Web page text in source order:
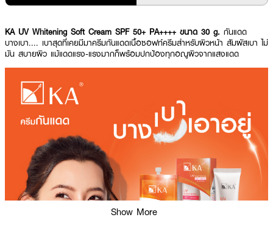
KA UV Whitening Soft Cream SPF 50+ PA++++ ขนาด 30 g. กันแดด
บางเบา.... เบาสุดที่เคยมีมาครีมกันแดดเนื้อซอฟท์ครีมสำหรับผิวหน้า สัมผัสเบา ไม่
มัน สบายผิว แม้แดดแรง-แรงมากก็พร้อมปกป้องทุกอณูผิวจากแสงแดด
Show More